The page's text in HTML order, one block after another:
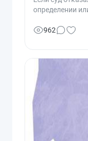
определении
962